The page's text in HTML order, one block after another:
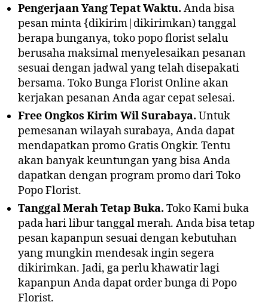
Pengerjaan Yang Tepat Waktu. Anda bisa
pesan minta {dikirim|dikirimkan) tanggal
berapa bunganya, toko popo florist selalu
berusaha maksimal menyelesaikan pesanan
sesuai dengan jadwal yang telah disepakati
bersama. Toko Bunga Florist Online akan
kerjakan pesanan Anda agar cepat selesai.
Free Ongkos Kirim Wil Surabaya. Untuk
pemesanan wilayah surabaya, Anda dapat
mendapatkan promo Gratis Ongkir. Tentu
akan banyak keuntungan yang bisa Anda
dapatkan dengan program promo dari Toko
Popo Florist.
Tanggal Merah Tetap Buka. Toko Kami buka
pada hari libur tanggal merah. Anda bisa tetap
pesan kapanpun sesuai dengan kebutuhan
yang mungkin mendesak ingin segera
dikirimkan. Jadi, ga perlu khawatir lagi
kapanpun Anda dapat order bunga di Popo
Florist.